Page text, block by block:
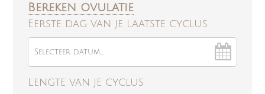
Bereken ovulatie
Eerste dag van je laatste cyclus
Lengte van je cyclus